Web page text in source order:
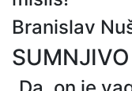
Branislav